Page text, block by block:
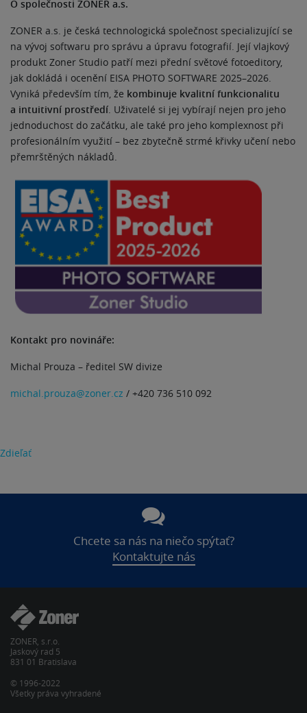
O společnosti ZONER a.s.
ZONER a.s. je česká technologická společnost specializující se
na vývoj softwaru pro správu a úpravu fotografií. Její vlajkový
produkt Zoner Studio patří mezi přední světové fotoeditory,
jak dokládá i ocenění EISA PHOTO SOFTWARE 2025–2026.
Vyniká především tím, že kombinuje kvalitní funkcionalitu
a intuitivní prostředí. Uživatelé si jej vybírají nejen pro jeho
jednoduchost do začátku, ale také pro jeho komplexnost při
profesionálním využití – bez zbytečně strmé křivky učení nebo
přemrštěných nákladů.
Kontakt pro novináře:
Michal Prouza – ředitel SW divize
michal.prouza@zoner.cz / +420 736 510 092
Zdieľať
Chcete sa nás na niečo spýtať?
Kontaktujte nás
ZONER, s.r.o.
Jaskový rad 5
831 01 Bratislava
© 1996-2022
Všetky práva vyhradené